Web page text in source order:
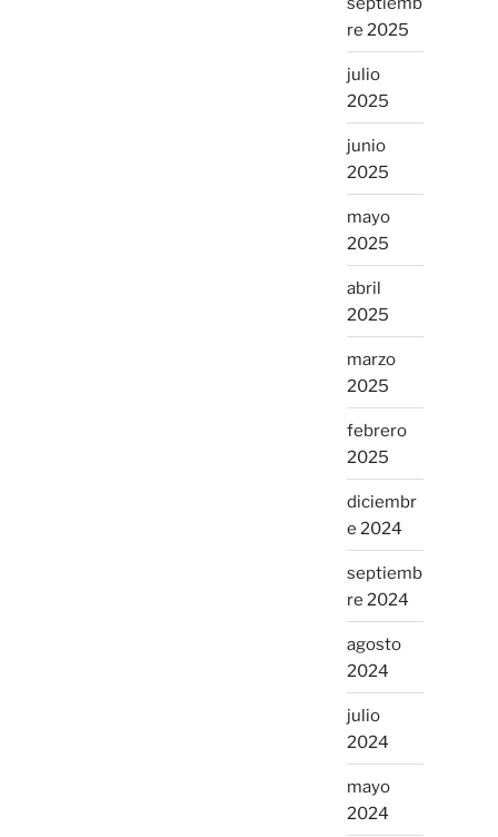
re 2025
julio
2025
junio
2025
mayo
2025
abril
2025
marzo
2025
febrero
2025
diciembr
e 2024
septiemb
re 2024
agosto
2024
julio
2024
mayo
2024